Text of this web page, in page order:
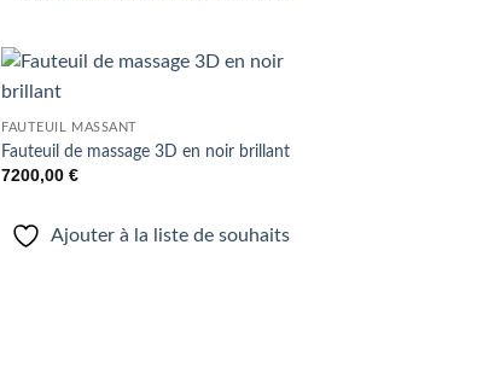
de
FAUTEUIL MASSANT
Fauteuil de massage 3D en noir brillant
7200,00€
Ajouter à la liste de souhaits